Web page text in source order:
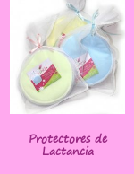
Protectores de
Lactancia